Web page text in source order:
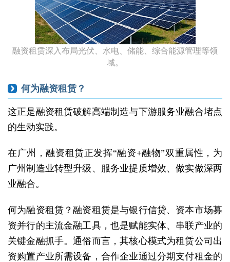
融资租赁深入布局光伏、水电、储能、综合能源管理等领
域。
何为融资租赁？
这正是融资租赁破解高端制造与下游服务业融合堵点
的生动实践。
在广州，融资租赁正发挥“融资+融物”双重属性，为
广州制造业转型升级、服务业提质增效、做实做深两
业融合。
何为融资租赁？融资租赁是与银行信贷、资本市场募
资并行的主流金融工具，也是赋能实体、串联产业的
关键金融抓手。通俗而言，其核心模式为租赁公司出
资购置产业所需设备，合作企业通过分期支付租金的